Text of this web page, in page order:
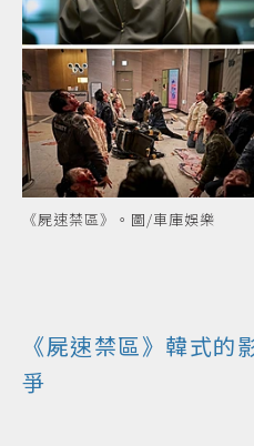
《屍速禁區》。圖/車庫娛樂
《屍速禁區》韓式的
爭